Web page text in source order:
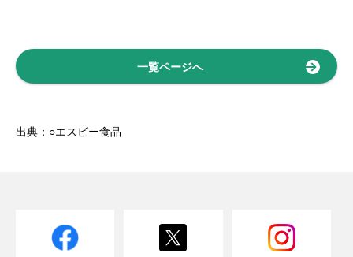
一覧ページへ
出典：○エスビー食品